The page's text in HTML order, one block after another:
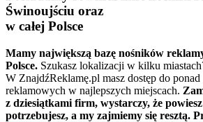
Świnoujściu oraz
w całej Polsce
Mamy największą bazę nośników
Polsce. Szukasz lokalizacji w kilku
W ZnajdźReklamę.pl masz dostęp do
reklamowych w najlepszych miejscach.
z dziesiątkami firm, wystarczy, że
potrzebujesz, a my zajmiemy się resztą.